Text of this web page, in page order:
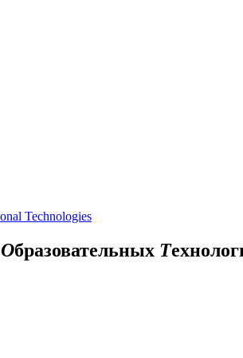
Образовательных Т